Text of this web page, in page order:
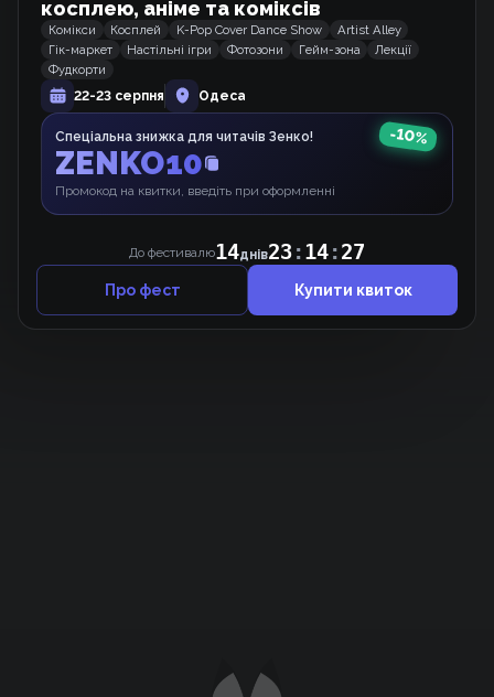
Лиходійка змінює жанр!
Принцеса-віщунка
Манхва
крутих нововведень
косплею, аніме та коміксів
Комікси Косплей K-Pop Cover Dance Show
Artist Alley
Гік-маркет
Настільні ігри Фотозони Гейм-зона
Лекції
Фудкорти
22-23 серпня
Одеса
Спеціальна знижка для читачів Зенко!
ZENKO10
Промокод на квитки, введіть при оформленні
-10%
До фестивалю14днів23:14:27
Про фест Купити квиток